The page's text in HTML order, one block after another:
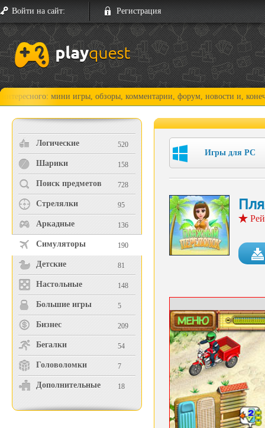
Войти на сайт: Регистрация
мини игры, обзоры, комментарии, форум, новости и, конечно,
Логические 520
Шарики 158
Поиск предметов 728
Стрелялки 95
Аркадные 136
Симуляторы 190
Детские 81
Настольные 148
Большие игры 5
Бизнес 209
Бегалки 54
Головоломки 7
Дополнительные 18
Игры для PC